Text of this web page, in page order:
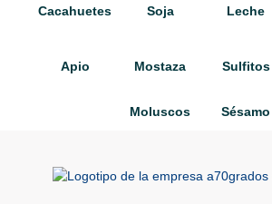
Cacahuetes Soja Leche
Apio Mostaza Sulfitos
Moluscos Sésamo